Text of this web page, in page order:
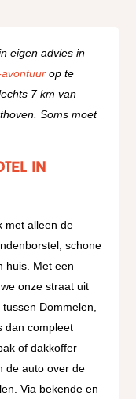
eigen advies in
op te
7 km van
Soms moet
in
met alleen de
schone
huis. Met een
onze straat uit
tussen Dommelen,
dan compleet
of dakkoffer
de auto over de
Via bekende en